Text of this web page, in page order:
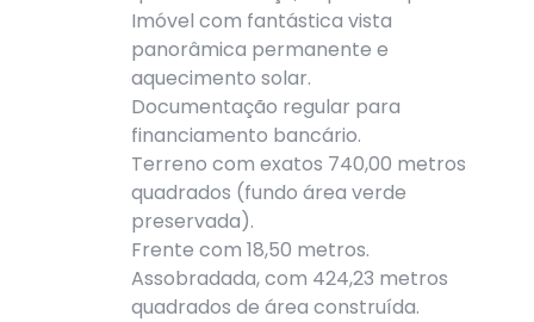
Imóvel com fantástica vista
panorâmica permanente e
aquecimento solar.
Documentação regular para
financiamento bancário.
Terreno com exatos 740,00 metros
quadrados (fundo área verde
preservada).
Frente com 18,50 metros.
Assobradada, com 424,23 metros
quadrados de área construída.